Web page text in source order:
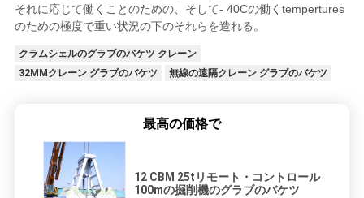
それに応じて働くことのための、そして- 40Cの働くtempertures
のための極度で重い状況の下のそれらを造れる。
クラムシェルのグラブのバケツ クレーン
32MMクレーン グラブのバケツ
無線の遠隔クレーン グラブのバケツ
最高の価格で
12 CBM 25tリモート・コントロール
100mの掘削機のグラブのバケツ